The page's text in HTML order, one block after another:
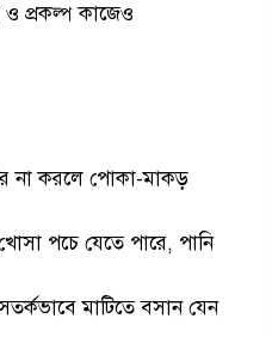
ও প্রকল্প কাজেও
না করলে পোকা-মাকড়
পচে যেতে পারে, পানি
মাটিতে বসান যেন